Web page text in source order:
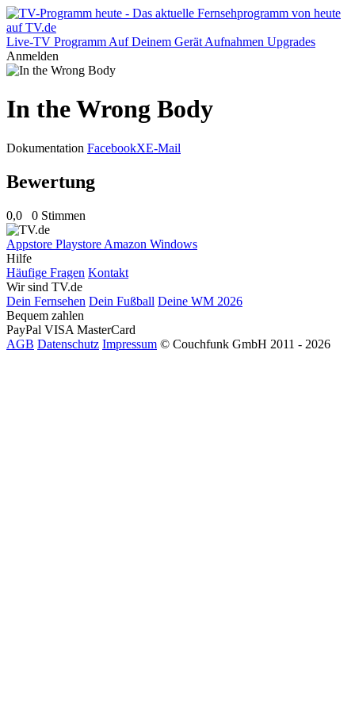
Live-TV Programm Auf Deinem Gerät Aufnahmen Upgrades
Anmelden
In the Wrong Body
Dokumentation FacebookXE-Mail
Bewertung
0,0 0 Stimmen
Appstore Playstore Amazon Windows
Hilfe
Häufige Fragen Kontakt
Wir sind TV.de
Dein Fernsehen Dein Fußball Deine WM 2026
Bequem zahlen
PayPal VISA MasterCard
AGB Datenschutz Impressum © Couchfunk GmbH 2011 - 2026